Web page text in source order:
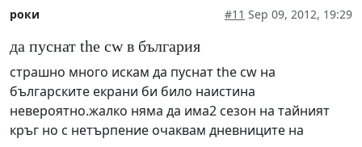
роки #11 Sep 09, 2012, 19:29
да пуснат the cw в българия
страшно много искам да пуснат the cw на
българските екрани би било наистина
невероятно.жалко няма да има2 сезон на тайният
кръг но с нетърпение очаквам дневниците на